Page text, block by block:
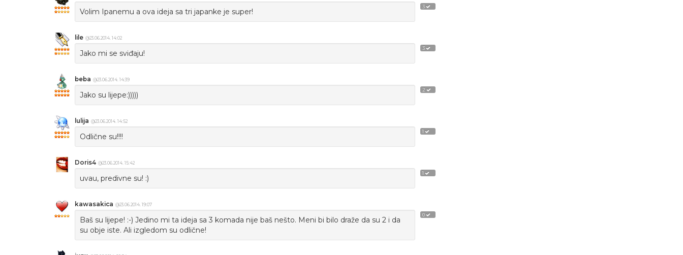
3
Volim Ipanemu a ova ideja sa tri japanke je super!
3
lile @23.06.2014. 14:02
Jako mi se sviđaju!
2
beba @23.06.2014. 14:39
Jako su lijepe:)))))
1
lulija @23.06.2014. 14:52
Odlične su!!!!
1
Doris4 @23.06.2014. 15:42
uvau, predivne su! :)
0
kawasakica @23.06.2014. 19:07
Baš su lijepe! :-) Jedino mi ta ideja sa 3 komada nije baš nešto. Meni bi bilo draže da su 2 i da
su obje iste. Ali izgledom su odlične!